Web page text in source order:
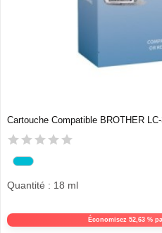
Cartouche Compatible BROTHER
Économisez 52,63 %
Quantité : 18 ml